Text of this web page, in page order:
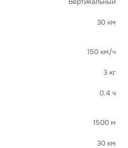
30 км
150 км/ч
3 кг
0.4 ч
1500 м
30 км